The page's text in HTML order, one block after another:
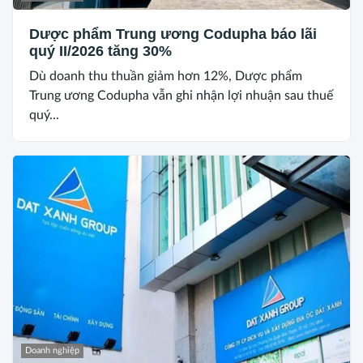
Dược phẩm Trung ương Codupha báo lãi
quý II/2026 tăng 30%
Dù doanh thu thuần giảm hơn 12%, Dược phẩm
Trung ương Codupha vẫn ghi nhận lợi nhuận sau thuế
quý...
Doanh nghiệp